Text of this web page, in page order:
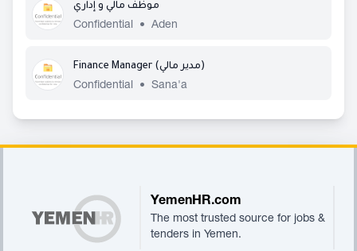
موظف مالي و إداري
Confidential
• Aden
Finance Manager (مدير مالي)
Confidential
• Sana'a
YemenHR.com
The most trusted source for jobs &
tenders in Yemen.